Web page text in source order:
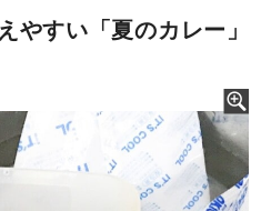
やすい「夏のカレー」